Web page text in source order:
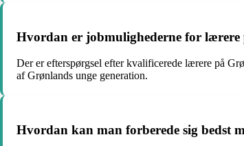
Hvordan er jobmulighederne for lærere
Der er efterspørgsel efter kvalificerede lærere på
af Grønlands unge generation.
Hvordan kan man forberede sig bedst